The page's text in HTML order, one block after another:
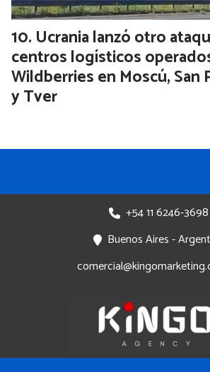
Ucrania lanzó otro
centros logísticos
Wildberries en Moscú, San
y Tver
+54 11 6246-3698
Buenos Aires -